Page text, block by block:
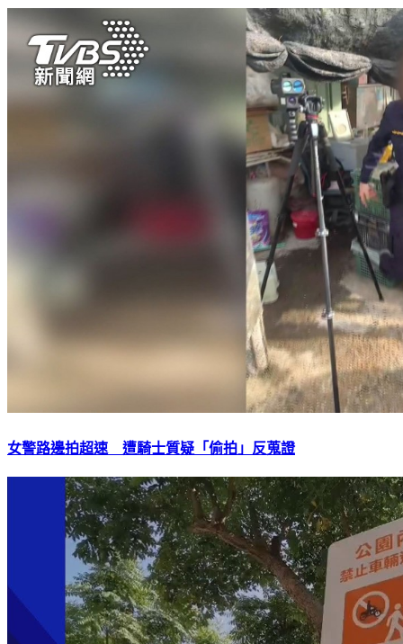
女警路邊拍超速 遭騎士質疑「偷拍」反蒐證